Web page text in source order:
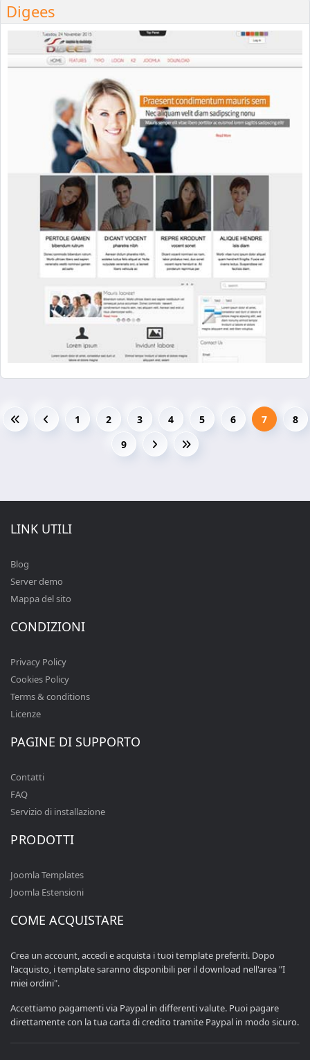
Digees
1 2 3 4 5 6 7
8
9
LINK UTILI
Blog
Server demo
Mappa del sito
CONDIZIONI
Privacy Policy
Cookies Policy
Terms & conditions
Licenze
PAGINE DI SUPPORTO
Contatti
FAQ
Servizio di installazione
PRODOTTI
Joomla Templates
Joomla Estensioni
COME ACQUISTARE
Crea un account, accedi e acquista i tuoi template preferiti. Dopo
l'acquisto, i template saranno disponibili per il download nell'area "I
miei ordini".
Accettiamo pagamenti via Paypal in differenti valute. Puoi pagare
direttamente con la tua carta di credito tramite Paypal in modo sicuro.